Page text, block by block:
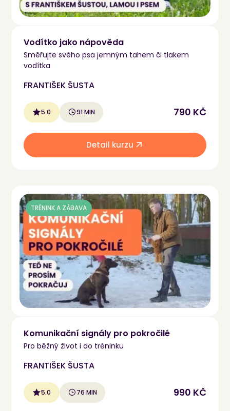
Vodítko jako nápověda
Směřujte svého psa jemným tahem či tlakem
vodítka
FRANTIŠEK ŠUSTA
5.0 91 MIN 790 KČ
Detail kurzu
TRÉNINK A ZÁBAVA
Komunikační signály pro pokročilé
Pro běžný život i do tréninku
FRANTIŠEK ŠUSTA
5.0 76 MIN 990 KČ